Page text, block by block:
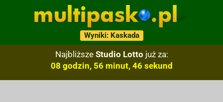
Wyniki: Kaskada
Najbliższe Studio Lotto już za:
08 godzin, 56 minut, 45 sekund